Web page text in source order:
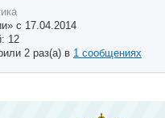
с 17.04.2014
12
2 раз(а) в 1 сообщениях